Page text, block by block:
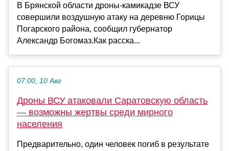
В Брянской области дроны-камикадзе ВСУ
совершили воздушную атаку на деревню Горицы
Погарского района, сообщил губернатор
Александр Богомаз.Как расска...
07:00, 10 Авг
Дроны ВСУ атаковали Саратовскую область
— возможны жертвы среди мирного
населения
Предварительно, один человек погиб в результате